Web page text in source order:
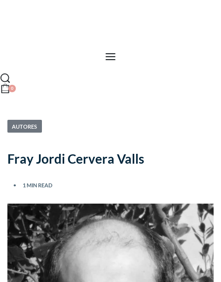
0
AUTORES
Fray Jordi Cervera Valls
1 MIN READ